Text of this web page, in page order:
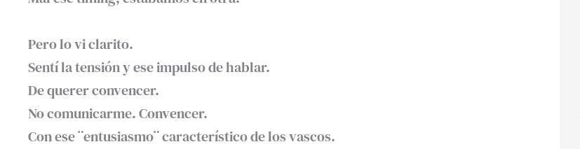
Pero lo vi clarito.⁣
Sentí la tensión y ese impulso de hablar.
De querer convencer. ⁣
No comunicarme. Convencer. ⁣
Con ese ¨entusiasmo¨ característico de los vascos.⁣